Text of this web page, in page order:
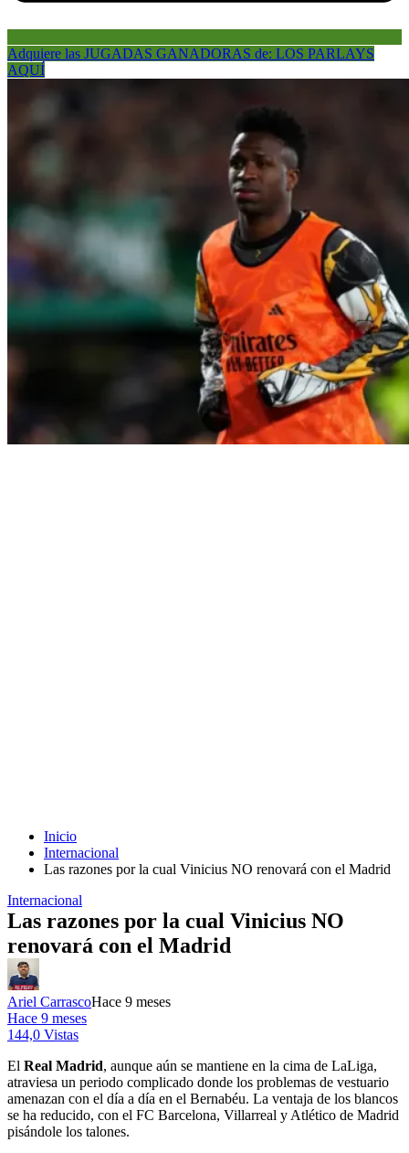
Adquiere las JUGADAS GANADORAS de: LOS PARLAYS
AQUÍ
Inicio
Internacional
Las razones por la cual Vinicius NO renovará con el Madrid
Internacional
Las razones por la cual Vinicius NO
renovará con el Madrid
Ariel CarrascoHace 9 meses
Hace 9 meses
144,0 Vistas
El Real Madrid, aunque aún se mantiene en la cima de LaLiga,
atraviesa un periodo complicado donde los problemas de vestuario
amenazan con el día a día en el Bernabéu. La ventaja de los blancos
se ha reducido, con el FC Barcelona, Villarreal y Atlético de Madrid
pisándole los talones.